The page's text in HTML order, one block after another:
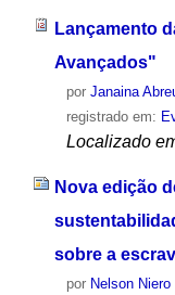
Lançamento
Avançados"
por Janaina
registrado em:
Localizado
Nova edição
sobre a
por Nelson Niero